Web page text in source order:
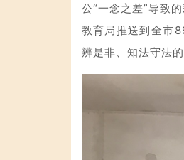
公“一念之差”导致
教育局推送到全市
辨是非、知法守法